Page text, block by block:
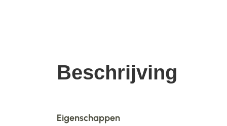
Beschrijving
Eigenschappen